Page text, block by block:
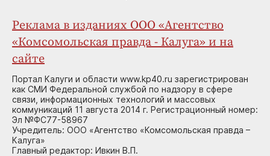
Реклама в изданиях ООО «Агентство
«Комсомольская правда - Калуга» и на
сайте
Портал Калуги и области www.kp40.ru зарегистрирован
как СМИ Федеральной службой по надзору в сфере
связи, информационных технологий и массовых
коммуникаций 11 августа 2014 г. Регистрационный номер:
Эл №ФС77-58967
Учредитель: ООО «Агентство «Комсомольская правда –
Калуга»
Главный редактор: Ивкин В.П.